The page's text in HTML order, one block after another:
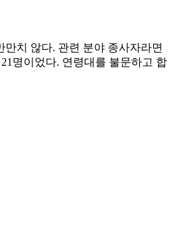
치 않다. 관련 분야 종사자라면
명이었다. 연령대를 불문하고 합